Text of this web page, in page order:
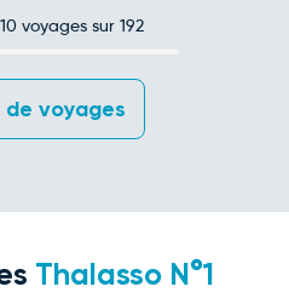
10voyages sur 192
Thalasso N°1